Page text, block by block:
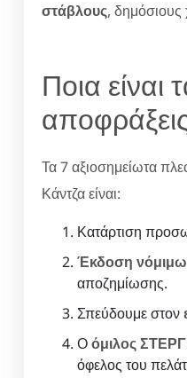
στάβλους,
Ποια είναι
Τα 7 αξιοσημείωτα
Κάντζα είναι:
Κατάρτιση
Έκδοση
αποζημίωσης.
Σπεύδουμε στον
Οόμιλος
όφελος του